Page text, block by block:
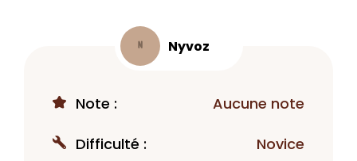
N Nyvoz
Note : Aucune note
Difficulté : Novice